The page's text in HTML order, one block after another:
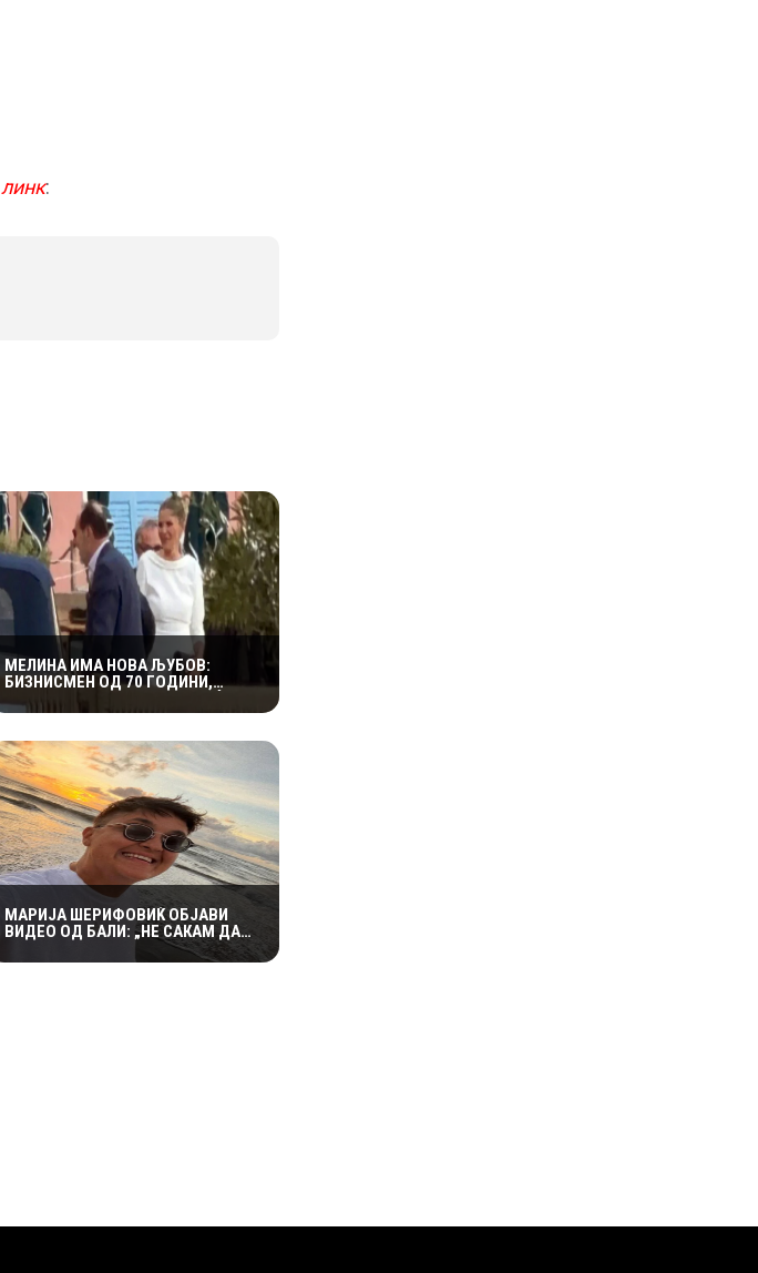
линк:
МЕЛИНА ИМА НОВА ЉУБОВ:
БИЗНИСМЕН ОД 70 ГОДИНИ,
МАРИЈА ШЕРИФОВИЌ ОБЈАВИ
ВИДЕО ОД БАЛИ: „НЕ САКАМ ДА
ОБЈАВУВАМ ПРИВАТНИ СНИМКИ,
НО ОВАА Е ПОСЕБЕНА“